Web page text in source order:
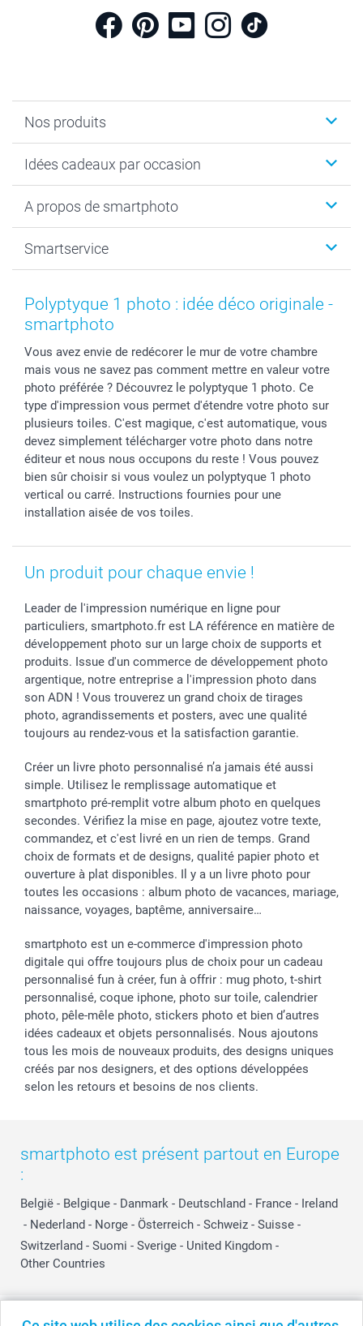
Nos produits
Calendrier photo & Agenda photo
Tirage photo & agrandissement
Faire-part & Cartes
Coques smartphone
Stickers & Etiquettes
Dénicheur d'idées cadeau
Idées cadeaux par occasion
Anniversaire
Naissance & baptême
Fête des Mères
Fête des Pères
Baptême
Toussaint
Rentrée des classes
Saint-Valentin
Vacances
A propos de smartphoto
Plan du site
Droit de rétraction
Plaintes
Gestion des cookies
Tarifs
Partenariats & Influence
Investisseurs
Smartservice
Aide
smartbonus
Livraison
Modes de paiement
Grandes quantités
Statut de ma commande
Polyptyque 1 photo : idée déco originale -
smartphoto
Vous avez envie de redécorer le mur de votre chambre
mais vous ne savez pas comment mettre en valeur votre
photo préférée ? Découvrez le polyptyque 1 photo. Ce
type d'impression vous permet d'étendre votre photo sur
plusieurs toiles. C'est magique, c'est automatique, vous
devez simplement télécharger votre photo dans notre
éditeur et nous nous occupons du reste ! Vous pouvez
bien sûr choisir si vous voulez un polyptyque 1 photo
vertical ou carré. Instructions fournies pour une
installation aisée de vos toiles.
Un produit pour chaque envie !
Leader de l'impression numérique en ligne pour
particuliers, smartphoto.fr est LA référence en matière de
développement photo sur un large choix de supports et
produits. Issue d'un commerce de développement photo
argentique, notre entreprise a l'impression photo dans
son ADN ! Vous trouverez un grand choix de tirages
photo, agrandissements et posters, avec une qualité
toujours au rendez-vous et la satisfaction garantie.
Créer un livre photo personnalisé n’a jamais été aussi
simple. Utilisez le remplissage automatique et
smartphoto pré-remplit votre album photo en quelques
secondes. Vérifiez la mise en page, ajoutez votre texte,
commandez, et c'est livré en un rien de temps. Grand
choix de formats et de designs, qualité papier photo et
ouverture à plat disponibles. Il y a un livre photo pour
toutes les occasions : album photo de vacances, mariage,
naissance, voyages, baptême, anniversaire…
smartphoto est un e-commerce d'impression photo
digitale qui offre toujours plus de choix pour un cadeau
personnalisé fun à créer, fun à offrir : mug photo, t-shirt
personnalisé, coque iphone, photo sur toile, calendrier
photo, pêle-mêle photo, stickers photo et bien d’autres
idées cadeaux et objets personnalisés. Nous ajoutons
tous les mois de nouveaux produits, des designs uniques
créés par nos designers, et des options développées
selon les retours et besoins de nos clients.
smartphoto est présent partout en Europe
:
België - Belgique - Danmark - Deutschland - France - Ireland
- Nederland - Norge - Österreich - Schweiz - Suisse -
Switzerland - Suomi - Sverige - United Kingdom -
Other Countries
Tous les prix sont en EURO (€), TVA incluse et hors frais de port.